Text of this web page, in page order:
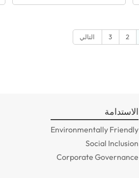
2
3 التالي
الاستدامة
Environmentally Friendly
Social Inclusion
Corporate Governance